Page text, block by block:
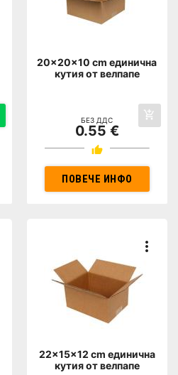
20x20x10 cm единична
кутия от велпапе
БЕЗ ДДС
0.55 €
ПОВЕЧЕ ИНФО
22x15x12 cm единична
кутия от велпапе